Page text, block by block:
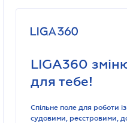
LIGA360
для тебе!
Спільне поле для роботи
судовими, реєстровими,